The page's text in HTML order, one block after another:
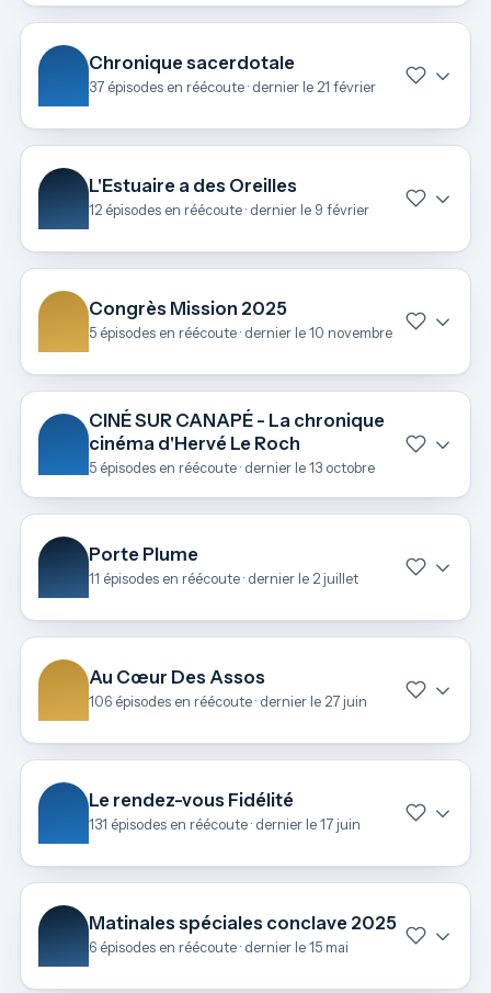
Chronique sacerdotale
37 épisodes en réécoute · dernier le 21 février
L'Estuaire a des Oreilles
12 épisodes en réécoute · dernier le 9 février
Congrès Mission 2025
5 épisodes en réécoute · dernier le 10 novembre
CINÉ SUR CANAPÉ - La chronique
cinéma d'Hervé Le Roch
5 épisodes en réécoute · dernier le 13 octobre
Porte Plume
11 épisodes en réécoute · dernier le 2 juillet
Au Cœur Des Assos
106 épisodes en réécoute · dernier le 27 juin
Le rendez-vous Fidélité
131 épisodes en réécoute · dernier le 17 juin
Matinales spéciales conclave 2025
6 épisodes en réécoute · dernier le 15 mai